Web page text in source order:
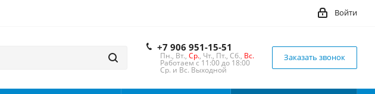
Войти
+7 906 951-15-51
Пн., Вт., Ср., Чт., Пт., Сб., Вс.
Работаем с 11:00 до 18:00
Ср. и Вс. Выходной
Заказать звонок